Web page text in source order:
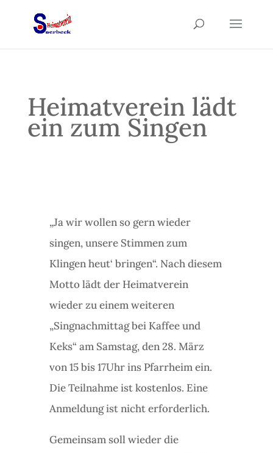
Heimatverein lädt
ein zum Singen
„Ja wir wollen so gern wieder
singen, unsere Stimmen zum
Klingen heut‘ bringen“. Nach diesem
Motto lädt der Heimatverein
wieder zu einem weiteren
„Singnachmittag bei Kaffee und
Keks“ am Samstag, den 28. März
von 15 bis 17Uhr ins Pfarrheim ein.
Die Teilnahme ist kostenlos. Eine
Anmeldung ist nicht erforderlich.
Gemeinsam soll wieder die